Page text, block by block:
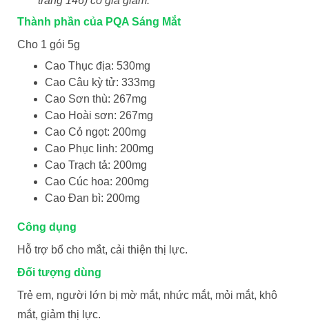
Thành phần của PQA Sáng Mắt
Cho 1 gói 5g
Cao Thục địa: 530mg
Cao Câu kỳ tử: 333mg
Cao Sơn thù: 267mg
Cao Hoài sơn: 267mg
Cao Cỏ ngọt: 200mg
Cao Phục linh: 200mg
Cao Trạch tả: 200mg
Cao Cúc hoa: 200mg
Cao Đan bì: 200mg
Công dụng
Hỗ trợ bổ cho mắt, cải thiện thị lực.
Đối tượng dùng
Trẻ em, người lớn bị mờ mắt, nhức mắt, mỏi mắt, khô
mắt, giảm thị lực.